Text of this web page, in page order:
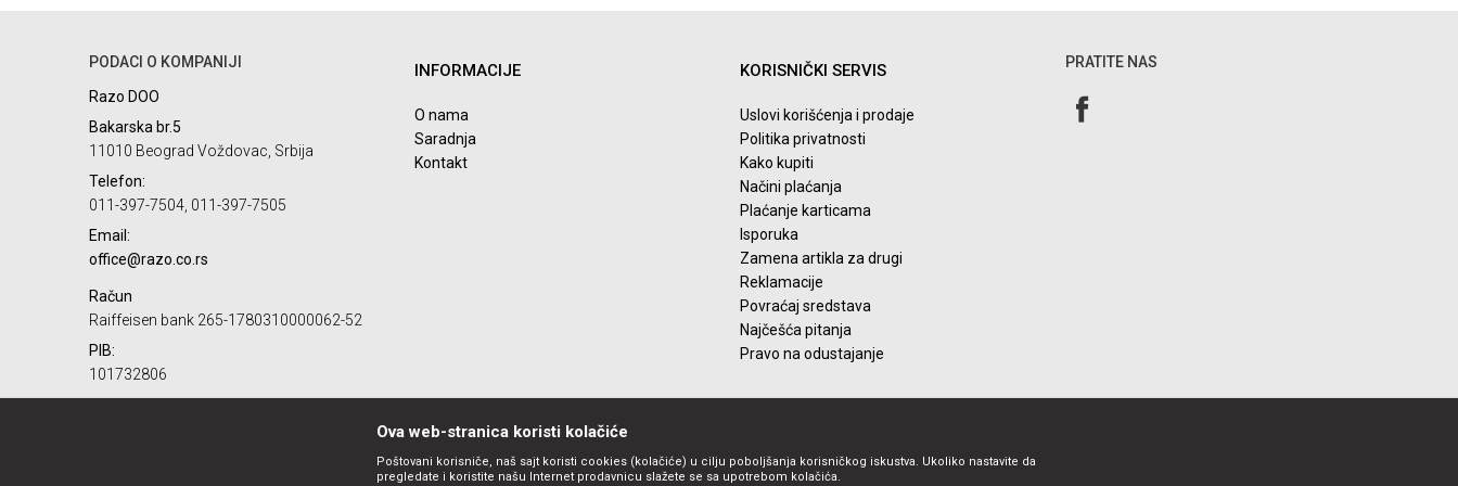
POŠALJI
PODACI O KOMPANIJI
Razo DOO
Bakarska br.5
11010 Beograd Voždovac, Srbija
Telefon:
011-397-7504, 011-397-7505
Email:
office@razo.co.rs
Račun
Raiffeisen bank 265-1780310000062-52
PIB:
101732806
INFORMACIJE
O nama
Saradnja
Kontakt
KORISNIČKI SERVIS
Uslovi korišćenja i prodaje
Politika privatnosti
Kako kupiti
Načini plaćanja
Plaćanje karticama
Isporuka
Zamena artikla za drugi
Reklamacije
Povraćaj sredstava
Najčešća pitanja
Pravo na odustajanje
PRATITE NAS
Ova web-stranica koristi kolačiće
Poštovani korisniče, naš sajt koristi cookies (kolačiće) u cilju poboljšanja korisničkog iskustva. Ukoliko nastavite da
pregledate i koristite našu Internet prodavnicu slažete se sa upotrebom kolačića.